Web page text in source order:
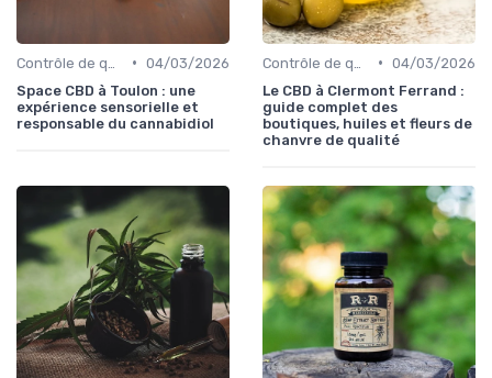
• 04/03/2026
Space CBD à Toulon : une
expérience sensorielle et
responsable du cannabidiol
• 04/03/2026
Le CBD à Clermont Ferrand :
guide complet des
boutiques, huiles et fleurs de
chanvre de qualité